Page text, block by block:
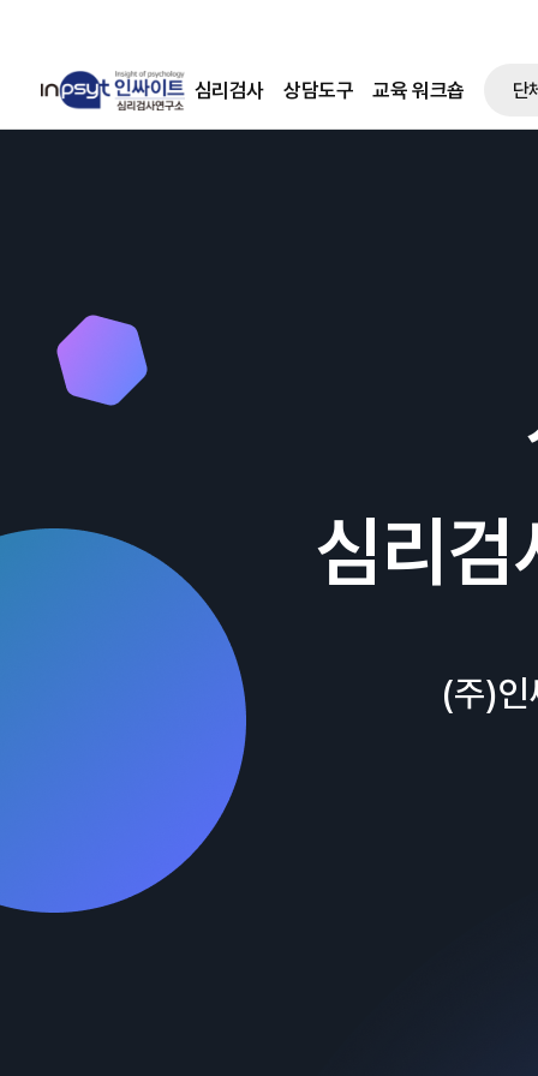
심리검사 상담도구 교육 워크숍 단
심리검
(주)인